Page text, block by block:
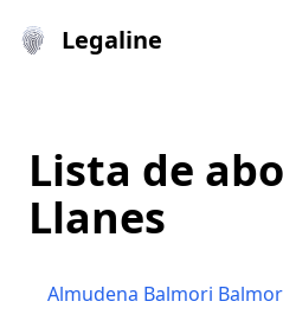
Legaline
Lista de
Llanes
Almudena Balmori